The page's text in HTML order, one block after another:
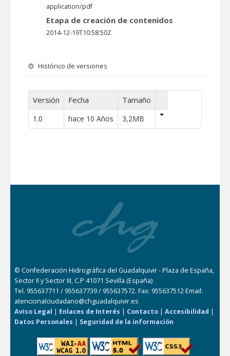
application/pdf
Etapa de creación de contenidos
2014-12-19T10:58:50Z
Histórico de versiones
Versión Fecha Tamaño
1.0 hace 10 Años 3,2MB
© Confederación Hidrográfica del Guadalquivir - Plaza de España,
Sector II y Sector III, C.P 41071 Sevilla (España)
Tel. 955637711 / 955637739 / 955637572. Fax: 955637512 Email:
atencionalciudadano@chguadalquivir.es
Aviso Legal | Enlaces de Interés | Contacto |Accesibilidad |
Datos Personales | Seguridad de la información